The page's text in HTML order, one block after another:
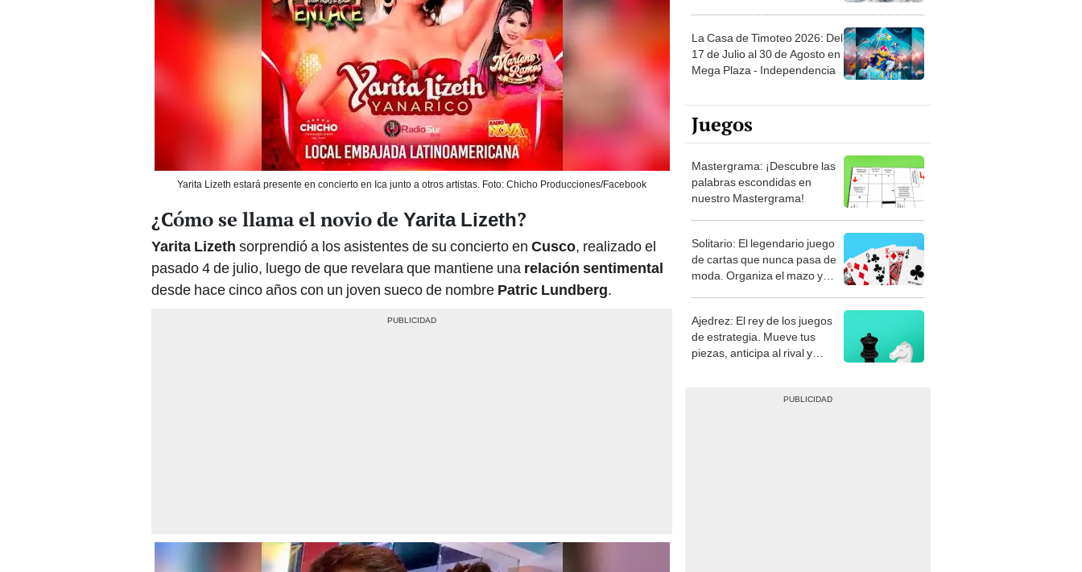
Yarita Lizeth estará presente en concierto en Ica junto a otros artistas. Foto: Chicho Producciones/Facebook
¿Cómo se llama el novio de Yarita Lizeth?
Yarita Lizeth sorprendió a los asistentes de su concierto en Cusco, realizado el
pasado 4 de julio, luego de que revelara que mantiene una relación sentimental
desde hace cinco años con un joven sueco de nombre Patric Lundberg.
La Casa de Timoteo 2026: Del
17 de Julio al 30 de Agosto en
Mega Plaza - Independencia
Juegos
Mastergrama: ¡Descubre las
palabras escondidas en
nuestro Mastergrama!
Solitario: El legendario juego
de cartas que nunca pasa de
moda. Organiza el mazo y
Ajedrez: El rey de los juegos
de estrategia. Mueve tus
piezas, anticipa al rival y